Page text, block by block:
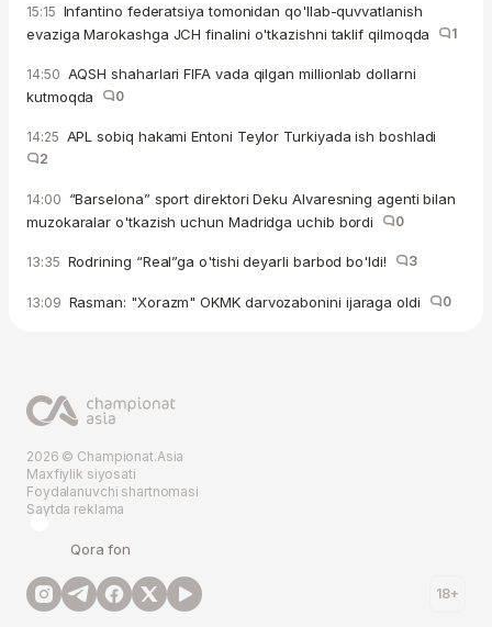
15:15 Infantino federatsiya tomonidan qo'llab-quvvatlanish
evaziga Marokashga JCH finalini o'tkazishni taklif qilmoqda
1
14:50 AQSH shaharlari FIFA vada qilgan millionlab dollarni
kutmoqda
0
14:25 APL sobiq hakami Entoni Teylor Turkiyada ish boshladi
2
14:00 “Barselona” sport direktori Deku Alvaresning agenti bilan
muzokaralar o'tkazish uchun Madridga uchib bordi
0
13:35 Rodrining “Real”ga o'tishi deyarli barbod bo'ldi! 3
13:09 Rasman: "Xorazm" OKMK darvozabonini ijaraga oldi 0
2026 © Championat.Asia
Maxfiylik siyosati
Foydalanuvchi shartnomasi
Saytda reklama
Qora fon
18+